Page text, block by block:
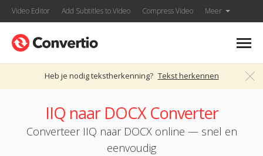
Video Editor Add Subtitles to Video Compress Video Meer
Heb je nodig tekstherkenning? Tekst herkennen
IIQ naar DOCX Converter
Converteer IIQ naar DOCX online — snel en
eenvoudig